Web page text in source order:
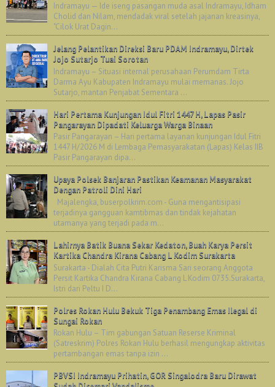
Indramayu — Ide iseng pasangan muda asal Indramayu, Idham
Cholid dan Nilam, mendadak viral setelah jajanan kreasinya,
"Cilok Urat Dagin...
Jelang Pelantikan Direksi Baru PDAM Indramayu, Dirtek
Jojo Sutarjo Tuai Sorotan
Indramayu – Situasi internal perusahaan Perumdam Tirta
Darma Ayu Kabupaten Indramayu mulai memanas. Jojo
Sutarjo, mantan Penjabat Sementara ...
Hari Pertama Kunjungan Idul Fitri 1447 H, Lapas Pasir
Pangarayan Dipadati Keluarga Warga Binaan
Pasir Pangarayan – Hari pertama layanan kunjungan Idul Fitri
1447 H/2026 M di Lembaga Pemasyarakatan (Lapas) Kelas IIB
Pasir Pangarayan dipa...
Upaya Polsek Banjaran Pastikan Keamanan Masyarakat
Dengan Patroli Dini Hari
Majalengka, buserpolkrim.com - Guna mengantisipasi
terjadinya gangguan kamtibmas dan tindak kejahatan
utamanya yang terjadi pada m...
Lahirnya Batik Buana Sekar Kedaton, Buah Karya Persit
Kartika Chandra Kirana Cabang L Kodim Surakarta
Surakarta - Dialah Cita Putri Karisma Sari seorang Anggota
Persit Kartika Chandra Kirana Cabang L Kodim 0735.Surakarta,
Istri dari Peltu I D...
Polres Rokan Hulu Bekuk Tiga Penambang Emas Ilegal di
Sungai Rokan
Rokan Hulu – Tim gabungan Satuan Reserse Kriminal
(Satreskrim) Polres Rokan Hulu berhasil mengungkap aktivitas
pertambangan emas tanpa izin ...
PBVSI Indramayu Prihatin, GOR Singalodra Baru Dirawat